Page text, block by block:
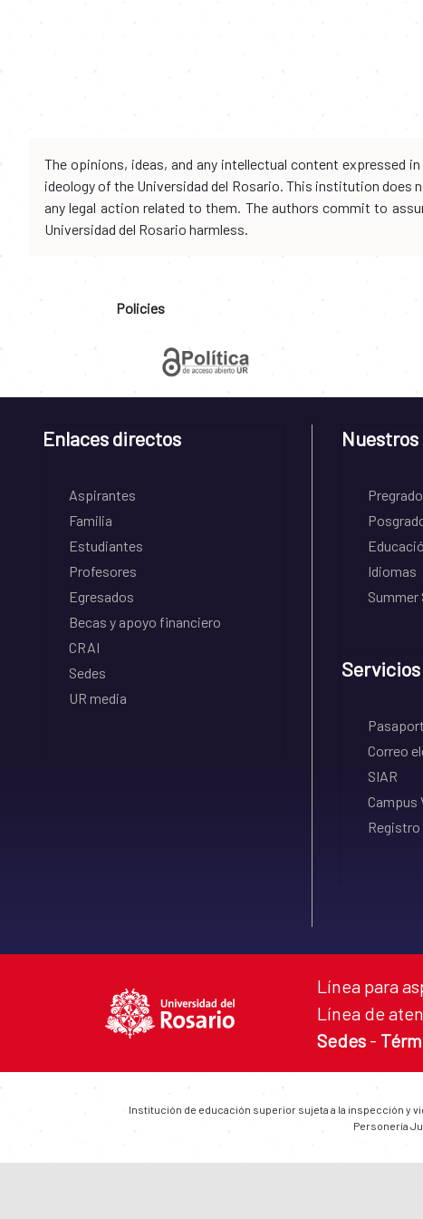
The opinions, ideas, and any intellectual content expressed
ideology of the Universidad del Rosario. This institution does
any legal action related to them. The authors commit to
Universidad del Rosario harmless.
Policies
Enlaces directos
Aspirantes
Familia
Estudiantes
Profesores
Egresados
Becas y apoyo financiero
CRAI
Sedes
UR media
Pregrado
Idiomas
Summer
Correo
SIAR
Campus
Registro
Línea para
Línea de
Sedes -
Institución de educación superior sujeta a la inspección y
Personería